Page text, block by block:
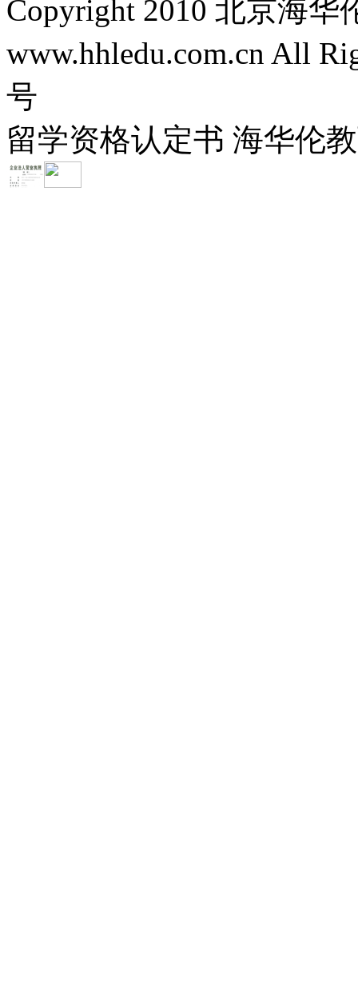
Copyright 2010 北京海
www.hhledu.com.cn All
号
留学资格认定书 海华伦